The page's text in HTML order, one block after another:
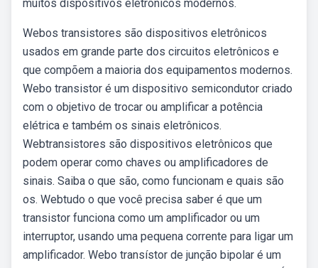
muitos dispositivos eletrônicos modernos.
Webos transistores são dispositivos eletrônicos
usados em grande parte dos circuitos eletrônicos e
que compõem a maioria dos equipamentos modernos.
Webo transistor é um dispositivo semicondutor criado
com o objetivo de trocar ou amplificar a potência
elétrica e também os sinais eletrônicos.
Webtransistores são dispositivos eletrônicos que
podem operar como chaves ou amplificadores de
sinais. Saiba o que são, como funcionam e quais são
os. Webtudo o que você precisa saber é que um
transistor funciona como um amplificador ou um
interruptor, usando uma pequena corrente para ligar um
amplificador. Webo transístor de junção bipolar é um